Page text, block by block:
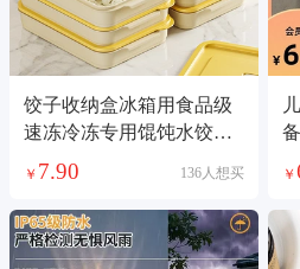
饺子收纳盒冰箱用食品级
速冻冷冻专用馄饨水饺保
鲜整理神器
￥ 7.90 136人想买 ￥